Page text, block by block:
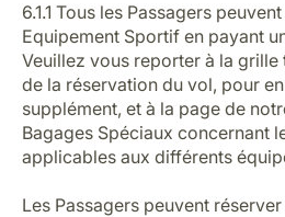
6.1.1 Tous les Passagers
Equipement Sportif en payant
Veuillez vous reporter à la
de la réservation du vol, pour
supplément, et à la page de
Bagages Spéciaux concernant
applicables aux différents
Les Passagers peuvent